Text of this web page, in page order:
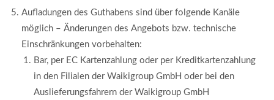
Aufladungen des Guthabens sind über folgende Kanäle
möglich – Änderungen des Angebots bzw. technische
Einschränkungen vorbehalten:
Bar, per EC Kartenzahlung oder per Kreditkartenzahlung
in den Filialen der Waikigroup GmbH oder bei den
Auslieferungsfahrern der Waikigroup GmbH